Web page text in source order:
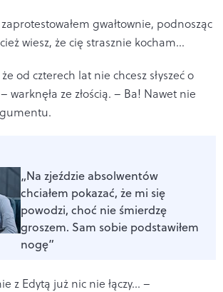
gwałtownie, podnosząc
wiesz, że cię strasznie kocham...
od czterech lat nie chcesz słyszeć o
warknęła ze złością. – Ba! Nawet nie
„Na zjeździe absolwentów
chciałem pokazać, że mi się
powodzi, choć nie śmierdzę
groszem. Sam sobie podstawiłem
nogę”
z Edytą już nic nie łączy... –